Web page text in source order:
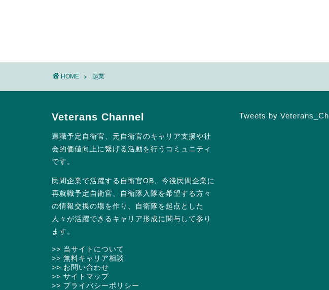
HOME 起業
Veterans Channel
退職予定自衛官、元自衛官のキャリア支援や社
会的価値向上に繋げる活動を行うコミュニティ
です。
民間企業で活躍する自衛官OB、今後民間企業に
再就職予定自衛官、自衛隊入隊を希望する方々
の情報交換の場を作り、自衛隊を起点とした
人々が活躍できるキャリア形成に関与して参り
ます。
>> 当サイトについて
>> 無料キャリア相談
>> お問い合わせ
>> サイトマップ
>> プライバシーポリシー
Tweets by Veterans_Ch